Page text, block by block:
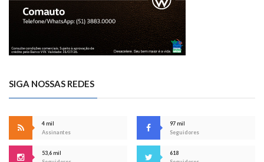
SIGA NOSSAS REDES
4 mil
Assinantes
97 mil
Seguidores
53,6 mil
618